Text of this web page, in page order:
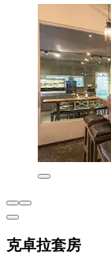
克卓拉套房